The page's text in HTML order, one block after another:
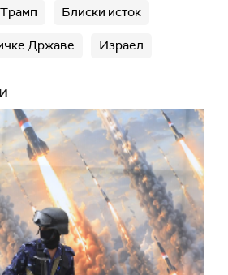
"веома позитивне
за све стране".
Блиски исток
Државе Израел